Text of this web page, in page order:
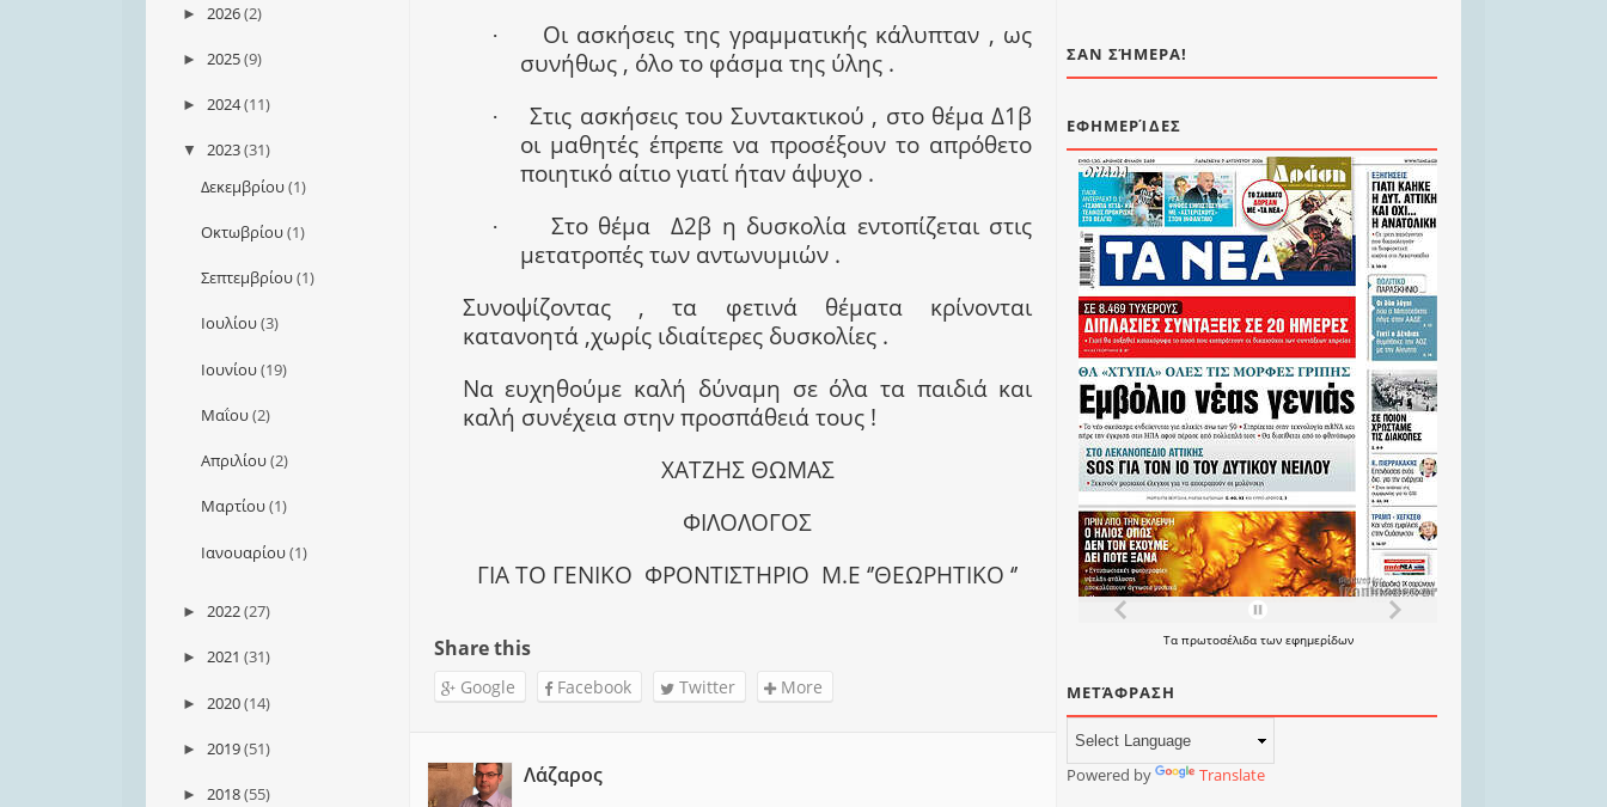
► 2026(2)
► 2025(9)
► 2024(11)
▼ 2023(31)
Δεκεμβρίου(1)
Οκτωβρίου(1)
Σεπτεμβρίου(1)
Ιουλίου(3)
Ιουνίου(19)
Μαΐου(2)
Απριλίου(2)
Μαρτίου(1)
Ιανουαρίου(1)
► 2022(27)
► 2021 (31)
► 2020(14)
► 2019(51)
► 2018(55)
·
Οι ασκήσεις της γραμματικής κάλυπταν , ως
συνήθως , όλο το φάσμα της ύλης .
·
Στις ασκήσεις του Συντακτικού , στο θέμα Δ1β
οι μαθητές έπρεπε να προσέξουν το απρόθετο
ποιητικό αίτιο γιατί ήταν άψυχο .
· Στο θέμα
Δ2β η δυσκολία εντοπίζεται στις
μετατροπές των αντωνυμιών .
Συνοψίζοντας , τα φετινά θέματα κρίνονται
κατανοητά ,χωρίς ιδιαίτερες δυσκολίες .
Να ευχηθούμε καλή δύναμη σε όλα τα παιδιά και
καλή συνέχεια στην προσπάθειά τους !
ΧΑΤΖΗΣ ΘΩΜΑΣ
ΦΙΛΟΛΟΓΟΣ
ΓΙΑ ΤΟ ΓΕΝΙΚΟ ΦΡΟΝΤΙΣΤΗΡΙΟ Μ.Ε ‘’ΘΕΩΡΗΤΙΚΟ ‘’
Share this
Google Facebook Twitter More
Λάζαρος
ΣΑΝ ΣΉΜΕΡΑ!
ΕΦΗΜΕΡΊΔΕΣ
Τα πρωτοσέλιδα των εφημερίδων
ΜΕΤΆΦΡΑΣΗ
Powered by Translate